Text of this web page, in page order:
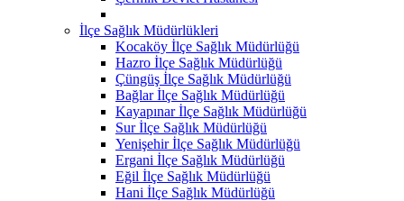
İlçe Sağlık Müdürlükleri
Kocaköy İlçe Sağlık Müdürlüğü
Hazro İlçe Sağlık Müdürlüğü
Çüngüş İlçe Sağlık Müdürlüğü
Bağlar İlçe Sağlık Müdürlüğü
Kayapınar İlçe Sağlık Müdürlüğü
Sur İlçe Sağlık Müdürlüğü
Yenişehir İlçe Sağlık Müdürlüğü
Ergani İlçe Sağlık Müdürlüğü
Eğil İlçe Sağlık Müdürlüğü
Hani İlçe Sağlık Müdürlüğü